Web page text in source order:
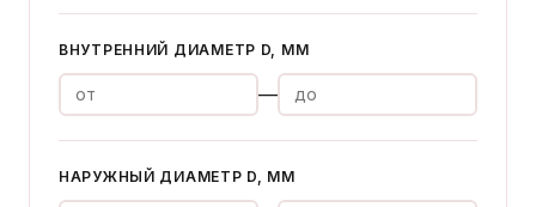
ВНУТРЕННИЙ ДИАМЕТР D, ММ
—
НАРУЖНЫЙ ДИАМЕТР D, ММ